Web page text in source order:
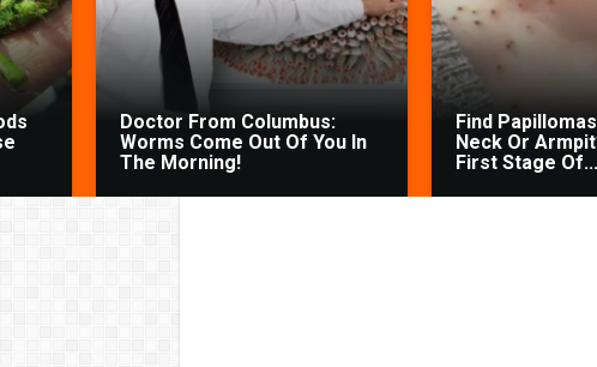
Doctor From Columbus:
Worms Come Out Of You In
The Morning!
Find
Neck Or
First Stage Of...